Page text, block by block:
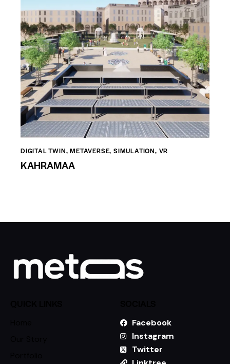
DIGITAL TWIN,METAVERSE,SIMULATION, VR
KAHRAMAA
Facebook
Instagram
Twitter